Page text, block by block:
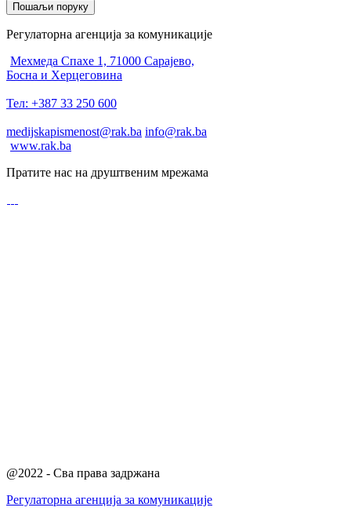
Пошаљи поруку
Регулаторна агенција за комуникације
Мехмеда Спахе 1, 71000 Сарајево,
Босна и Херцеговина
Тел: +387 33 250 600
medijskapismenost@rak.ba info@rak.ba
www.rak.ba
Пратите нас на друштвеним мрежама
@2022 - Сва права задржана
Регулаторна агенција за комуникације